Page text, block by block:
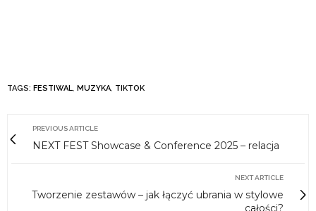
TAGS: FESTIWAL, MUZYKA, TIKTOK
PREVIOUS ARTICLE
NEXT FEST Showcase & Conference 2025 – relacja
NEXT ARTICLE
Tworzenie zestawów – jak łączyć ubrania w stylowe
całości?